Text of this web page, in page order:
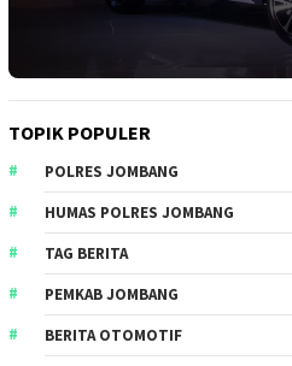
TOPIK POPULER
POLRES JOMBANG
HUMAS POLRES JOMBANG
TAG BERITA
PEMKAB JOMBANG
BERITA OTOMOTIF